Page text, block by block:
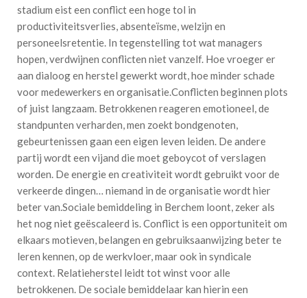
stadium eist een conflict een hoge tol in
productiviteitsverlies, absenteïsme, welzijn en
personeelsretentie. In tegenstelling tot wat managers
hopen, verdwijnen conflicten niet vanzelf. Hoe vroeger er
aan dialoog en herstel gewerkt wordt, hoe minder schade
voor medewerkers en organisatie.Conflicten beginnen plots
of juist langzaam. Betrokkenen reageren emotioneel, de
standpunten verharden, men zoekt bondgenoten,
gebeurtenissen gaan een eigen leven leiden. De andere
partij wordt een vijand die moet geboycot of verslagen
worden. De energie en creativiteit wordt gebruikt voor de
verkeerde dingen… niemand in de organisatie wordt hier
beter van.Sociale bemiddeling in Berchem loont, zeker als
het nog niet geëscaleerd is. Conflict is een opportuniteit om
elkaars motieven, belangen en gebruiksaanwijzing beter te
leren kennen, op de werkvloer, maar ook in syndicale
context. Relatieherstel leidt tot winst voor alle
betrokkenen. De sociale bemiddelaar kan hierin een